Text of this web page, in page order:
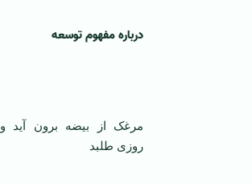
درباره مفهوم توسعه
مرغک از بیضه برون آید و
روزی طلبد